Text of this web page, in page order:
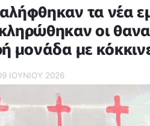
τα νέα
οι
μονάδα με
ΙΟΥΝΙΟΥ 2026